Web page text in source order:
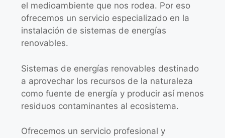
el medioambiente que nos rodea. Por eso
ofrecemos un servicio especializado en la
instalación de sistemas de energías
renovables.
Sistemas de energías renovables destinado
a aprovechar los recursos de la naturaleza
como fuente de energía y producir así menos
residuos contaminantes al ecosistema.
Ofrecemos un servicio profesional y